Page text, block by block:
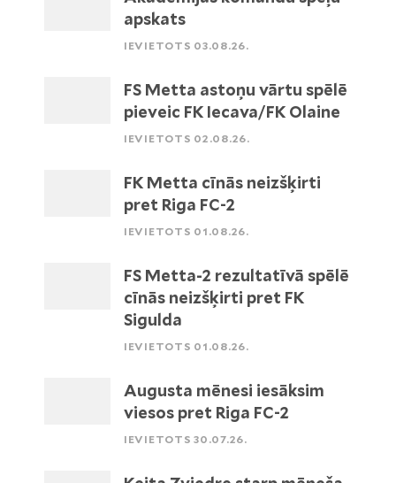
apskats
IEVIETOTS 03.08.26.
FS Metta astoņu vārtu spēlē
pieveic FK Iecava/FK Olaine
IEVIETOTS 02.08.26.
FK Metta cīnās neizšķirti
pret Riga FC-2
IEVIETOTS 01.08.26.
FS Metta-2 rezultatīvā spēlē
cīnās neizšķirti pret FK
Sigulda
IEVIETOTS 01.08.26.
Augusta mēnesi iesāksim
viesos pret Riga FC-2
IEVIETOTS 30.07.26.